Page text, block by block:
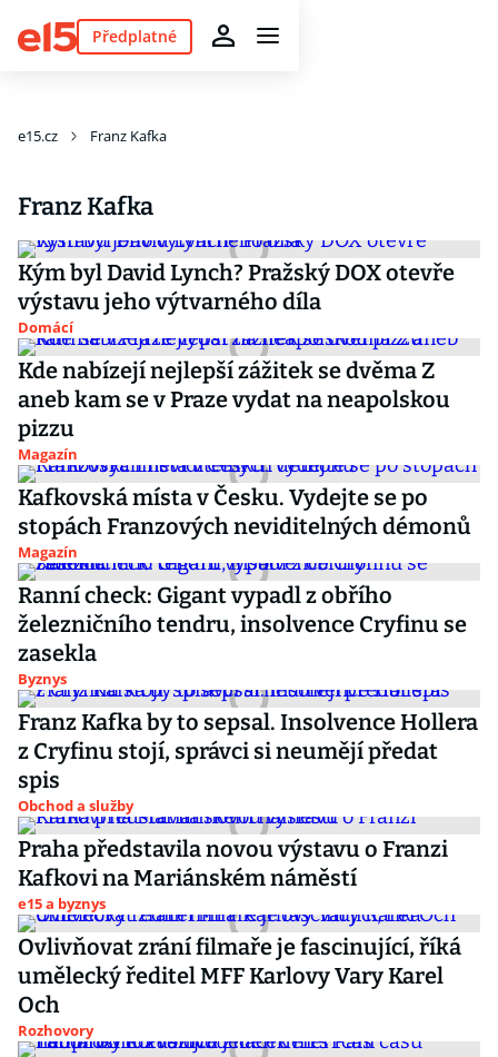
Předplatné
e15.cz Franz Kafka
Franz Kafka
Kým byl David Lynch? Pražský DOX otevře
výstavu jeho výtvarného díla
Domácí
Kde nabízejí nejlepší zážitek se dvěma Z
aneb kam se v Praze vydat na neapolskou
pizzu
Magazín
Kafkovská místa v Česku. Vydejte se po
stopách Franzových neviditelných démonů
Magazín
Ranní check: Gigant vypadl z obřího
železničního tendru, insolvence Cryfinu se
zasekla
Byznys
Franz Kafka by to sepsal. Insolvence Hollera
z Cryfinu stojí, správci si neumějí předat
spis
Obchod a služby
Praha představila novou výstavu o Franzi
Kafkovi na Mariánském náměstí
e15 a byznys
Ovlivňovat zrání filmaře je fascinující, říká
umělecký ředitel MFF Karlovy Vary Karel
Och
Rozhovory